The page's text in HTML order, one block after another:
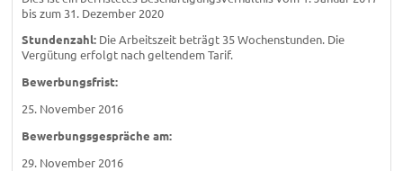
bis zum 31. Dezember 2020
Stundenzahl: Die Arbeitszeit beträgt 35 Wochenstunden. Die
Vergütung erfolgt nach geltendem Tarif.
Bewerbungsfrist:
25. November 2016
Bewerbungsgespräche am:
29. November 2016